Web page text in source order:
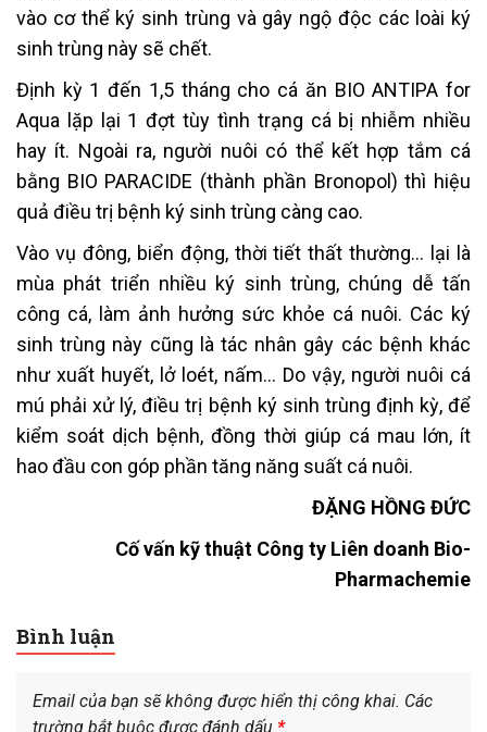
vào cơ thể ký sinh trùng và gây ngộ độc các loài ký
sinh trùng này sẽ chết.
Định kỳ 1 đến 1,5 tháng cho cá ăn BIO ANTIPA for
Aqua lặp lại 1 đợt tùy tình trạng cá bị nhiễm nhiều
hay ít. Ngoài ra, người nuôi có thể kết hợp tắm cá
bằng BIO PARACIDE (thành phần Bronopol) thì hiệu
quả điều trị bệnh ký sinh trùng càng cao.
Vào vụ đông, biển động, thời tiết thất thường… lại là
mùa phát triển nhiều ký sinh trùng, chúng dễ tấn
công cá, làm ảnh hưởng sức khỏe cá nuôi. Các ký
sinh trùng này cũng là tác nhân gây các bệnh khác
như xuất huyết, lở loét, nấm… Do vậy, người nuôi cá
mú phải xử lý, điều trị bệnh ký sinh trùng định kỳ, để
kiểm soát dịch bệnh, đồng thời giúp cá mau lớn, ít
hao đầu con góp phần tăng năng suất cá nuôi.
ĐẶNG HỒNG ĐỨC
Cố vấn kỹ thuật Công ty Liên doanh Bio-
Pharmachemie
Bình luận
Email của bạn sẽ không được hiển thị công khai. Các
trường bắt buộc được đánh dấu *